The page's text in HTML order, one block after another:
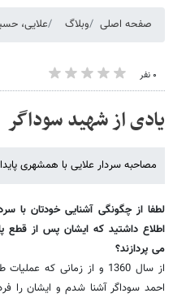
صفحه اصلی وبلاگ علایی،
۰ نفر
یادی از شهید سوداگر
مصاحبه سردار علایی با همشهری
لطفا از چگونگی آشنایی خودتان با
اطلاع داشتید که ایشان پس از قطع
می پردازند؟
از سال 1360 و از زمانی که
احمد سوداگر آشنا شدم و ایشان را